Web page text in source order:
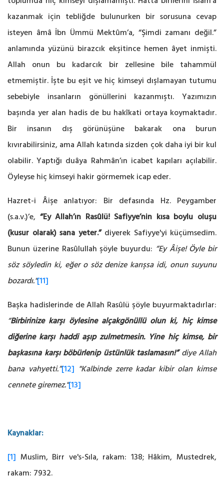
kazanmak için tebliğde bulunurken bir sorusuna cevap
isteyen âmâ İbn Ümmü Mektûm’a, “Şimdi zamanı değil.”
anlamında yüzünü birazcık ekşitince hemen âyet inmişti.
Allah onun bu kadarcık bir zellesine bile tahammül
etmemiştir. İşte bu eşit ve hiç kimseyi dışlamayan tutumu
sebebiyle insanların gönüllerini kazanmıştı. Yazımızın
başında yer alan hadis de bu hakîkati ortaya koymaktadır.
Bir insanın dış görünüşüne bakarak ona burun
kıvırabilirsiniz, ama Allah katında sizden çok daha iyi bir kul
olabilir. Yaptığı duâya Rahmân’ın icabet kapıları açılabilir.
Öyleyse hiç kimseyi hakir görmemek icap eder.
Hazret-i Âişe anlatıyor: Bir defasında Hz. Peygamber
(s.a.v.)’e, “Ey Allah’ın Rasûlü! Safiyye’nin kısa boylu oluşu
(kusur olarak) sana yeter.”diyerek Safiyye'yi küçümsedim.
Bunun üzerine Rasûlullah şöyle buyurdu: “Ey Âişe! Öyle bir
söz söyledin ki, eğer o söz denize karışsa idi, onun suyunu
bozardı."[11]
Başka hadislerinde de Allah Rasûlü şöyle buyurmaktadırlar:
“Birbirinize karşı öylesine alçakgönüllü olun ki, hiç kimse
diğerine karşı haddi aşıp zulmetmesin. Yine hiç kimse, bir
başkasına karşı böbürlenip üstünlük taslamasın!”diye Allah
bana vahyetti.”[12] "Kalbinde zerre kadar kibir olan kimse
cennete giremez."[13]
Kaynaklar:
[1] Muslim, Birr ve's-Sıla, rakam: 138; Hâkim, Mustedrek,
rakam: 7932.